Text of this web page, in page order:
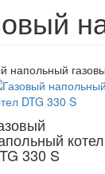
напольный
котел
330 S